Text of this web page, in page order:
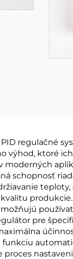
regulačné
výhod, ktoré
moderných
schopnosť
teploty,
pre